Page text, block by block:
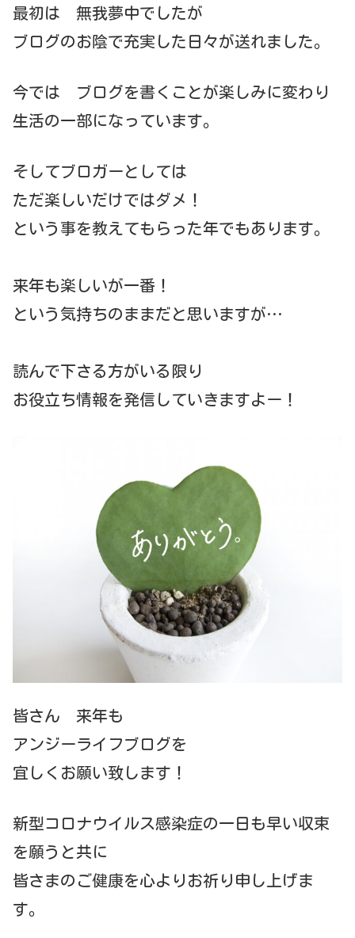
最初は 無我夢中でしたが
ブログのお陰で充実した日々が送れました。
今では ブログを書くことが楽しみに変わり
生活の一部になっています。
そしてブロガーとしては
ただ楽しいだけではダメ！
という事を教えてもらった年でもあります。
来年も楽しいが一番！
という気持ちのままだと思いますが…
読んで下さる方がいる限り
お役立ち情報を発信していきますよー！
皆さん 来年も
アンジーライフブログを
宜しくお願い致します！
新型コロナウイルス感染症の一日も早い収束
を願うと共に
皆さまのご健康を心よりお祈り申し上げま
す。